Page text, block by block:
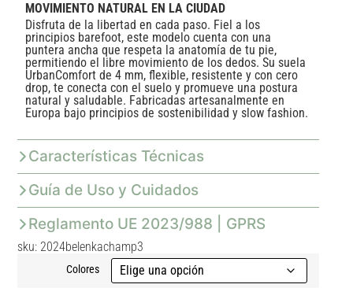
MOVIMIENTO NATURAL EN LA CIUDAD
Disfruta de la libertad en cada paso. Fiel a los
principios barefoot, este modelo cuenta con una
puntera ancha que respeta la anatomía de tu pie,
permitiendo el libre movimiento de los dedos. Su suela
UrbanComfort de 4 mm, flexible, resistente y con cero
drop, te conecta con el suelo y promueve una postura
natural y saludable. Fabricadas artesanalmente en
Europa bajo principios de sostenibilidad y slow fashion.
Características Técnicas
Guía de Uso y Cuidados
Reglamento UE 2023/988 | GPRS
sku: 2024belenkachamp3
Colores